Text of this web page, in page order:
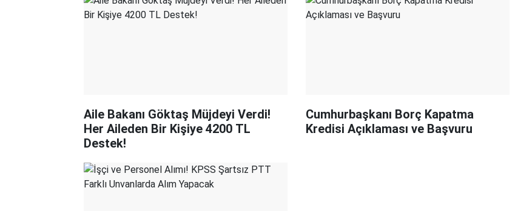
Aile Bakanı Göktaş Müjdeyi Verdi!
Her Aileden Bir Kişiye 4200 TL
Destek!
Cumhurbaşkanı Borç Kapatma
Kredisi Açıklaması ve Başvuru